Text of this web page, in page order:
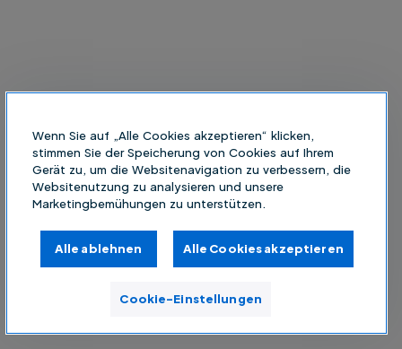
Wenn Sie auf „Alle Cookies akzeptieren“ klicken,
stimmen Sie der Speicherung von Cookies auf Ihrem
Gerät zu, um die Websitenavigation zu verbessern, die
Websitenutzung zu analysieren und unsere
Marketingbemühungen zu unterstützen.
Alle ablehnen Alle Cookies akzeptieren
Cookie-Einstellungen